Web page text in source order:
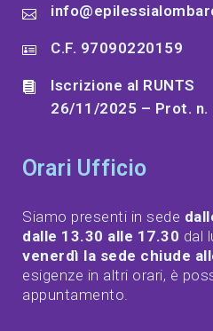
C.F. 97090220159
Iscrizione al RUNTS
26/11/2025 – Prot. n.
Orari Ufficio
Siamo presenti in sede
dalle 13.30 alle 17.30 dal
venerdì la sede chiude
esigenze in altri orari, è
appuntamento.